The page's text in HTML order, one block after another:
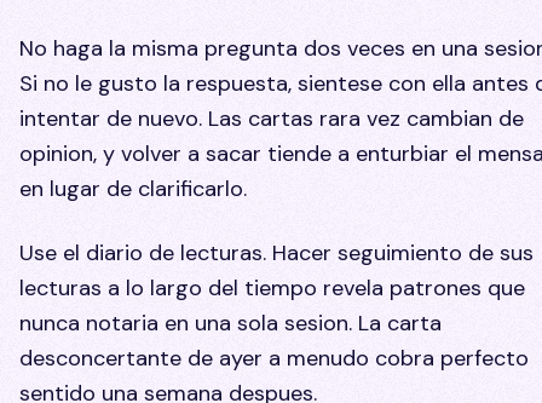
No haga la misma pregunta dos veces en una
Si no le gusto la respuesta, sientese con ella antes
intentar de nuevo. Las cartas rara vez cambian de
opinion, y volver a sacar tiende a enturbiar el
en lugar de clarificarlo.
Use el diario de lecturas. Hacer seguimiento de sus
lecturas a lo largo del tiempo revela patrones que
nunca notaria en una sola sesion. La carta
desconcertante de ayer a menudo cobra perfecto
sentido una semana despues.